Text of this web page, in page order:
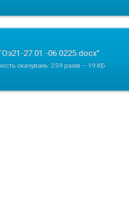
27.01.-06.0225.docx”
скачувань: 259 разів – 19 КБ